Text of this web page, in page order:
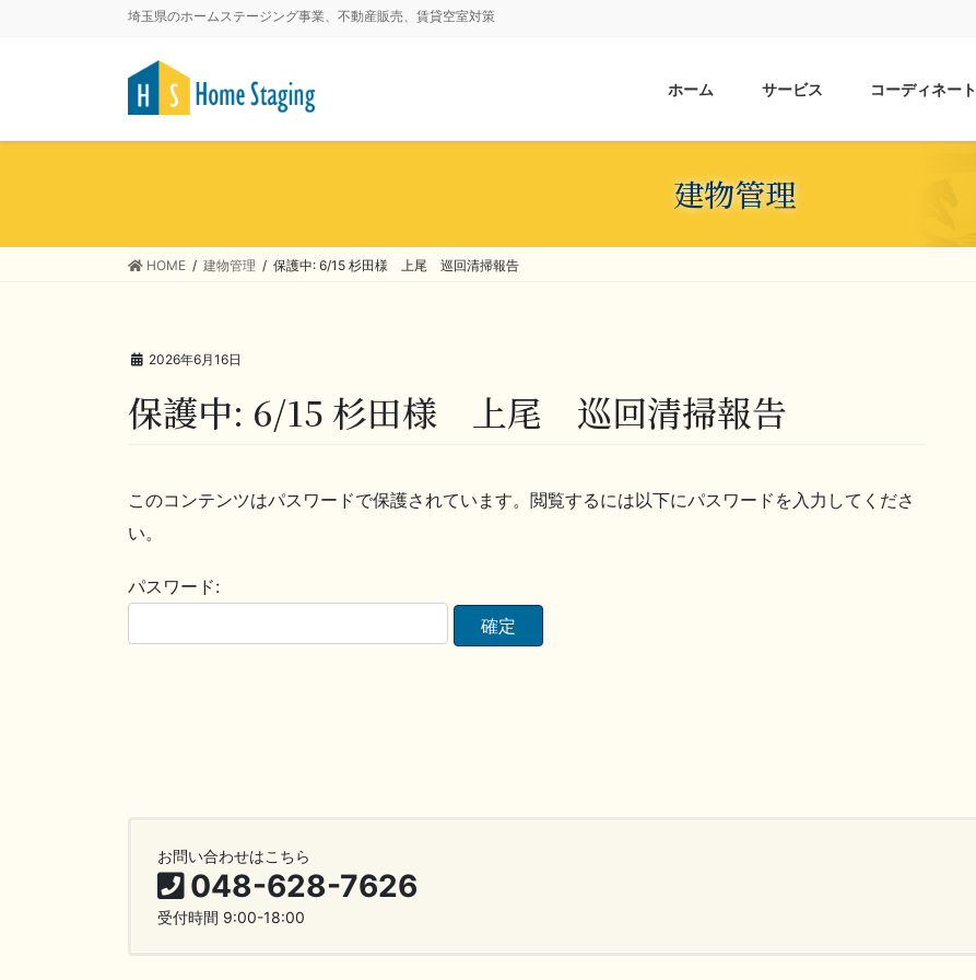
埼玉県のホームステージング事業、不動産販売、賃貸空室対策
ホーム サービス コーディネート
建物管理
HOME 建物管理 保護中: 6/15 杉田様 上尾 巡回清掃報告
2026年6月16日
保護中: 6/15 杉田様 上尾 巡回清掃報告
このコンテンツはパスワードで保護されています。閲覧するには以下にパスワードを入力してくださ
い。
パスワード:
お問い合わせはこちら
048-628-7626
受付時間 9:00-18:00